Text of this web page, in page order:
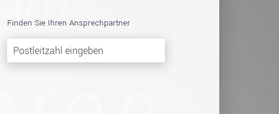
Finden Sie Ihren Ansprechpartner